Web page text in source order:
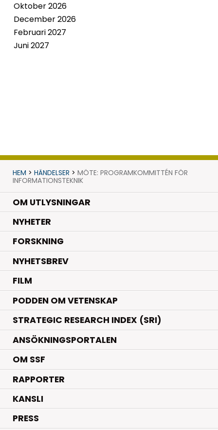
Oktober 2026
December 2026
Februari 2027
Juni 2027
HEM > HÄNDELSER > MÖTE: PROGRAMKOMMITTÉN FÖR
INFORMATIONSTEKNIK
OM UTLYSNINGAR
NYHETER.
FORSKNING.
NYHETSBREV
FILM
PODDEN OM VETENSKAP
STRATEGIC RESEARCH INDEX (SRI)
ANSÖKNINGSPORTALEN
OM SSF
RAPPORTER
KANSLI
PRESS